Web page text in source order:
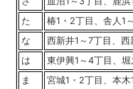
た
椿1・2丁目、舎人1
な
西新井1～7丁目、
は
東伊興1～4丁目、堀
ま
宮城1・2丁目、本